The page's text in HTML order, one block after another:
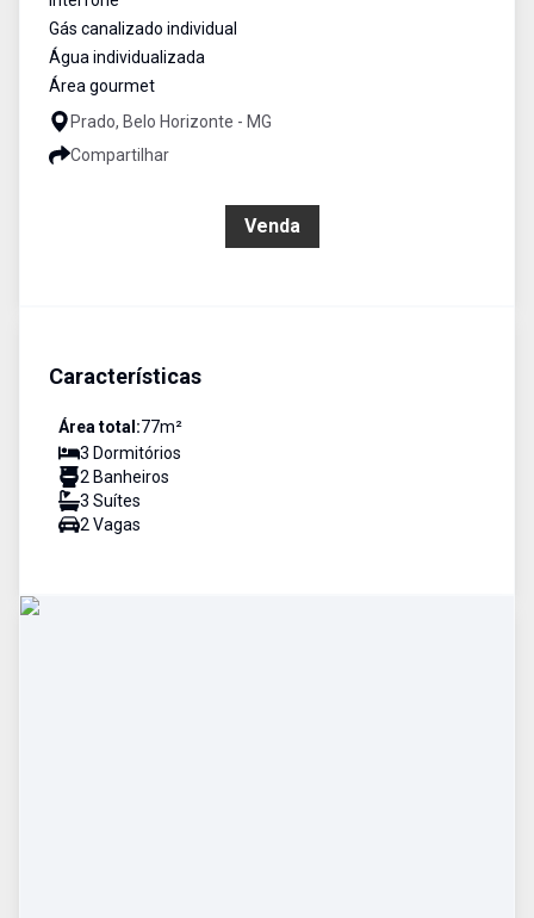
Gás canalizado individual
Água individualizada
Área gourmet
Prado, Belo Horizonte - MG
Compartilhar
Venda
Características
Área total:77m²
3 Dormitórios
2 Banheiros
3 Suítes
2 Vagas